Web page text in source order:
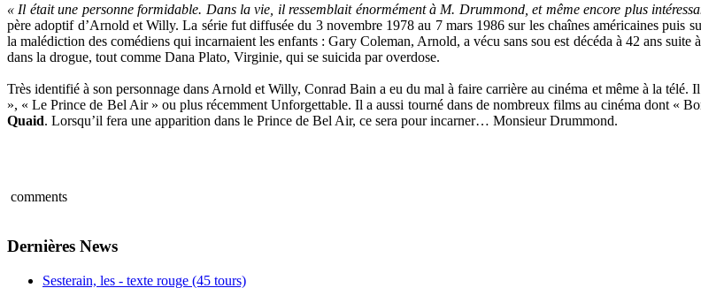
« Il était une personne formidable. Dans la vie, il ressemblait énormément à M. Drummond, et même encore plus
père adoptif d’Arnold et Willy. La série fut diffusée du 3 novembre 1978 au 7 mars 1986 sur les chaînes américaines puis
la malédiction des comédiens qui incarnaient les enfants : Gary Coleman, Arnold, a vécu sans sou est décéda à 42 ans
dans la drogue, tout comme Dana Plato, Virginie, qui se suicida par overdose.
Très identifié à son personnage dans Arnold et Willy, Conrad Bain a eu du mal à faire carrière au cinéma et même à la télé.
», « Le Prince de Bel Air » ou plus récemment Unforgettable. Il a aussi tourné dans de nombreux films au cinéma dont «
Quaid. Lorsqu’il fera une apparition dans le Prince de Bel Air, ce sera pour incarner… Monsieur Drummond.
comments
Dernières News
Sesterain, les - texte rouge (45 tours)